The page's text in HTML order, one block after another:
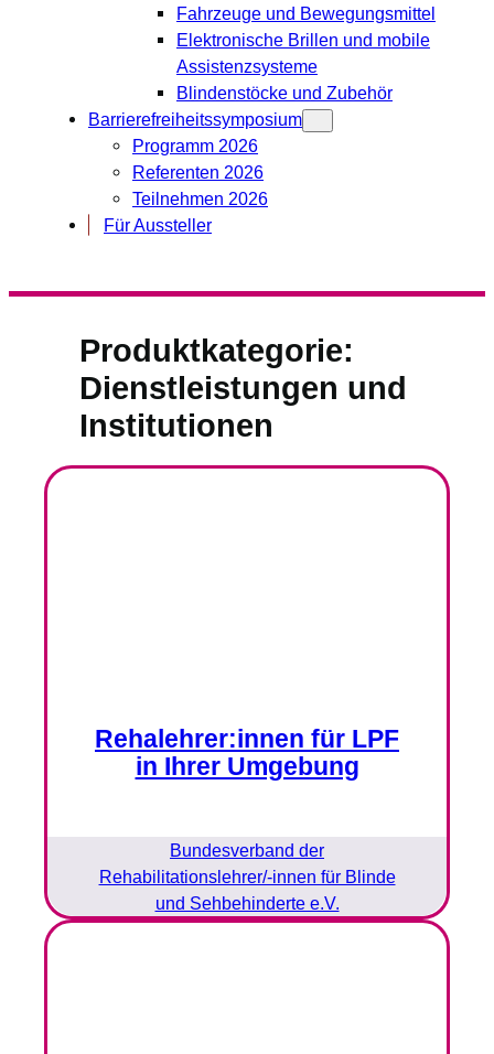
Fahrzeuge und Bewegungsmittel
Elektronische Brillen und mobile
Assistenzsysteme
Blindenstöcke und Zubehör
Barrierefreiheitssymposium
Programm 2026
Referenten 2026
Teilnehmen 2026
Für Aussteller
Produktkategorie:
Dienstleistungen und
Institutionen
Rehalehrer:innen für LPF
in Ihrer Umgebung
Bundesverband der
Rehabilitationslehrer/-innen für Blinde
und Sehbehinderte e.V.